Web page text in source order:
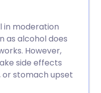
in moderation
as alcohol does
However,
side effects
or stomach upset